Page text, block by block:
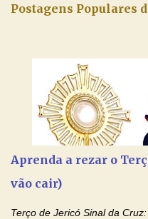
Postagens Populares
Aprenda a rezar o
vão cair)
Terço de Jericó Sinal da